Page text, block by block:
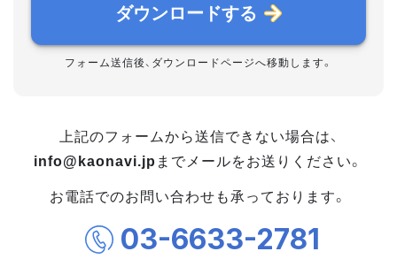
ダウンロードする
フォーム送信後、ダウンロードページへ移動します。
上記のフォームから送信できない場合は、
info@kaonavi.jp までメールをお送りください。
お電話でのお問い合わせも承っております。
03-6633-2781